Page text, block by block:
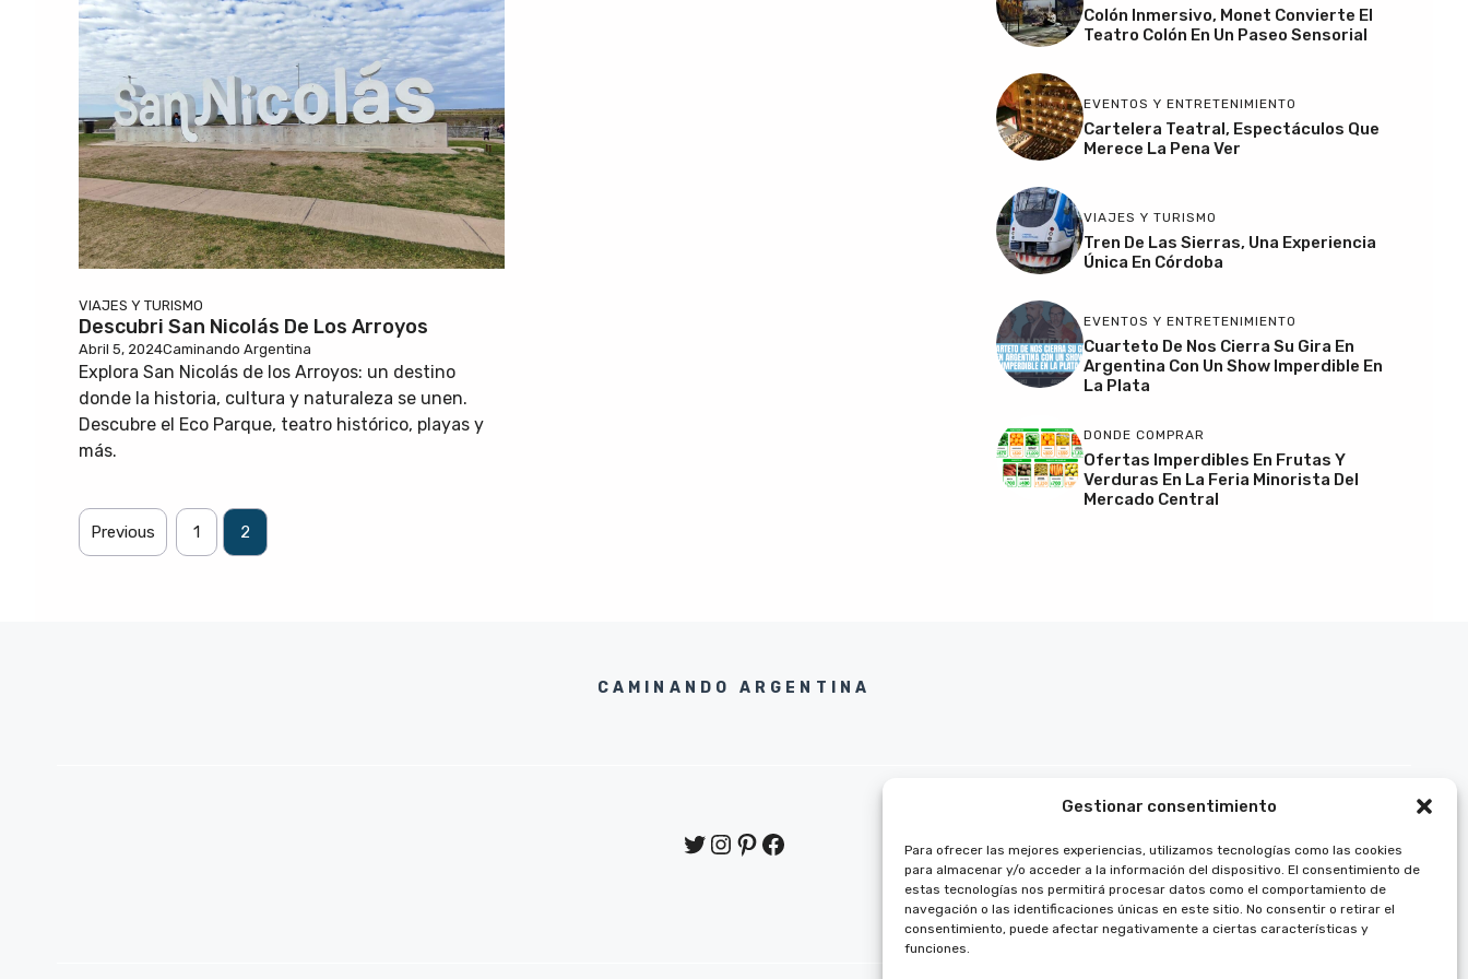
Gestionar consentimiento
Para ofrecer las mejores experiencias, utilizamos tecnologías como las cookies
para almacenar y/o acceder a la información del dispositivo. El consentimiento de
estas tecnologías nos permitirá procesar datos como el comportamiento de
navegación o las identificaciones únicas en este sitio. No consentir o retirar el
consentimiento, puede afectar negativamente a ciertas características y
funciones.
VIAJES Y TURISMO
Descubri San Nicolás De Los Arroyos
Abril 5, 2024Caminando Argentina
Explora San Nicolás de los Arroyos: un destino
donde la historia, cultura y naturaleza se unen.
Descubre el Eco Parque, teatro histórico, playas y
más.
Previous 1 2
Colón Inmersivo, Monet Convierte El
Teatro Colón En Un Paseo Sensorial
EVENTOS Y ENTRETENIMIENTO
Cartelera Teatral, Espectáculos Que
Merece La Pena Ver
VIAJES Y TURISMO
Tren De Las Sierras, Una Experiencia
Única En Córdoba
EVENTOS Y ENTRETENIMIENTO
Cuarteto De Nos Cierra Su Gira En
Argentina Con Un Show Imperdible En
La Plata
DONDE COMPRAR
Ofertas Imperdibles En Frutas Y
Verduras En La Feria Minorista Del
Mercado Central
CAMINANDO ARGENTINA
Twitter
Instagram
Pinterest
Facebook